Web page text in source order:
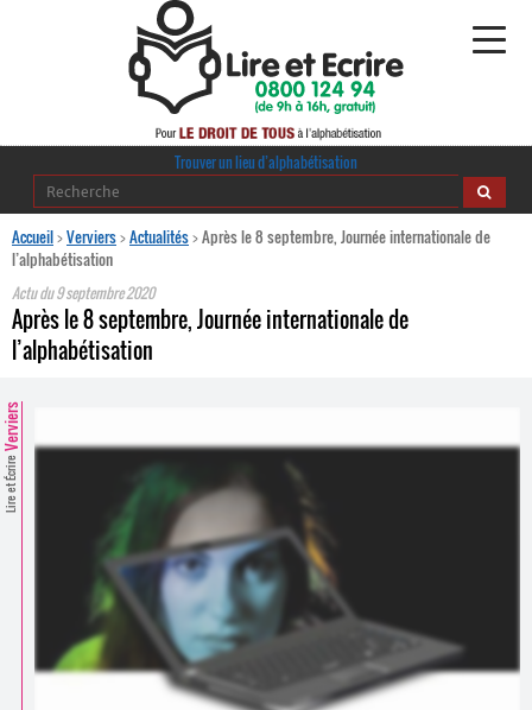
Alphabétisation
Bienvenue en Belgique
Trouver un lieu d’alphabétisation
Trouver un lieu d’alphabétisation
Accueil>Verviers>Actualités>Après le 8 septembre, Journée internationale de
l’alphabétisation
Actu du9 septembre 2020
Après le 8 septembre, Journée internationale de
l’alphabétisation
Lire et Écrire
Verviers